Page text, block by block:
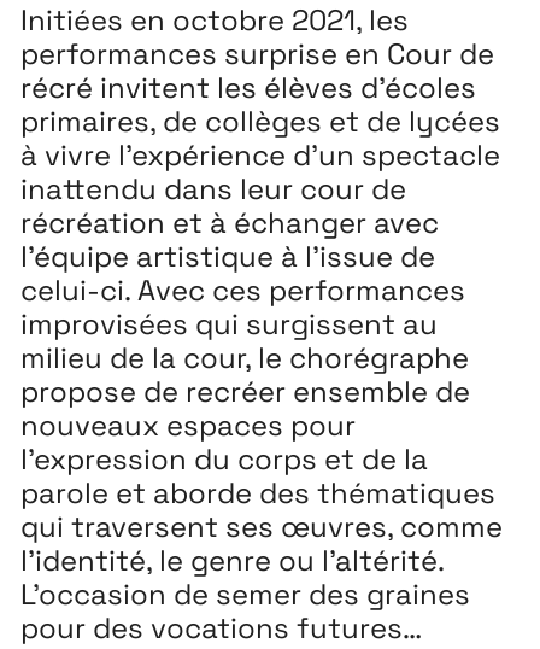
Initiées en octobre 2021, les
performances surprise en Cour de
récré invitent les élèves d’écoles
primaires, de collèges et de lycées
à vivre l’expérience d’un spectacle
inattendu dans leur cour de
récréation et à échanger avec
l’équipe artistique à l’issue de
celui-ci. Avec ces performances
improvisées qui surgissent au
milieu de la cour, le chorégraphe
propose de recréer ensemble de
nouveaux espaces pour
l’expression du corps et de la
parole et aborde des thématiques
qui traversent ses œuvres, comme
l’identité, le genre ou l’altérité.
L’occasion de semer des graines
pour des vocations futures…